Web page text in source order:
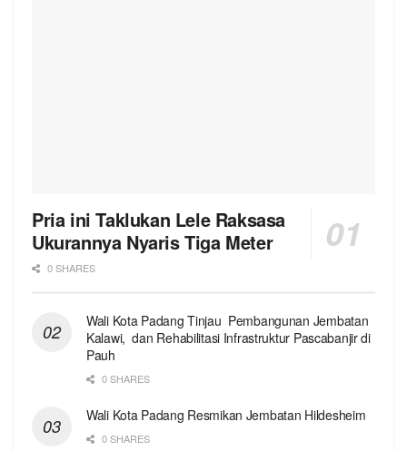
Pria ini Taklukan Lele Raksasa
Ukurannya Nyaris Tiga Meter
0 SHARES
Wali Kota Padang Tinjau Pembangunan Jembatan
Kalawi, dan Rehabilitasi Infrastruktur Pascabanjir di
Pauh
0 SHARES
Wali Kota Padang Resmikan Jembatan Hildesheim
0 SHARES